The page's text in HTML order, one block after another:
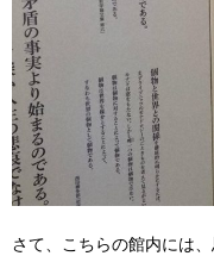
さて、こちらの館内には